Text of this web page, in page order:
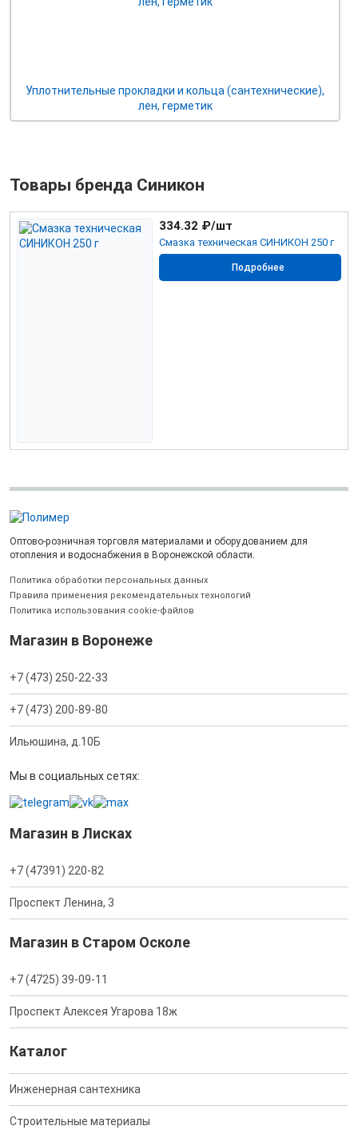
Уплотнительные прокладки и кольца (сантехнические),
лен, герметик
Товары бренда Синикон
Смазка техническая СИНИКОН 250 г
334.32 ₽/шт
Подробнее
Оптово-розничная торговля материалами и оборудованием для
отопления и водоснабжения в Воронежской области.
Политика обработки персональных данных
Правила применения рекомендательных технологий
Политика использования cookie-файлов
Магазин в Воронеже
+7 (473) 250-22-33
+7 (473) 200-89-80
Ильюшина, д.10Б
Мы в социальных сетях:
Магазин в Лисках
+7 (47391) 220-82
Проспект Ленина, 3
Магазин в Старом Осколе
+7 (4725) 39-09-11
Проспект Алексея Угарова 18ж
Каталог
Инженерная сантехника
Строительные материалы